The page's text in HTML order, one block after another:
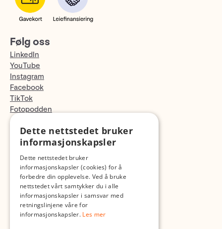
Følg oss
LinkedIn
YouTube
Instagram
Facebook
TikTok
Fotopodden
Med forbehold om skrive- og lagerfeil
Dette nettstedet bruker
informasjonskapsler
Dette nettstedet bruker
informasjonskapsler (cookies) for å
forbedre din opplevelse. Ved å bruke
nettstedet vårt samtykker du i alle
informasjonskapsler i samsvar med
retningslinjene våre for
informasjonskapsler. Les mer